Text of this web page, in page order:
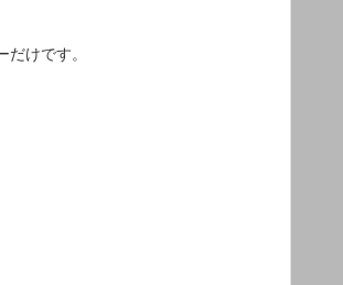
けです。